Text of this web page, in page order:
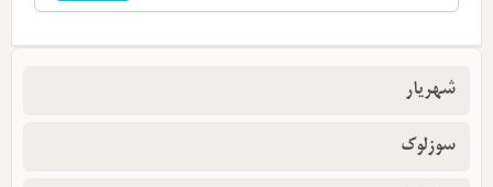
شهریار
سوزلوک